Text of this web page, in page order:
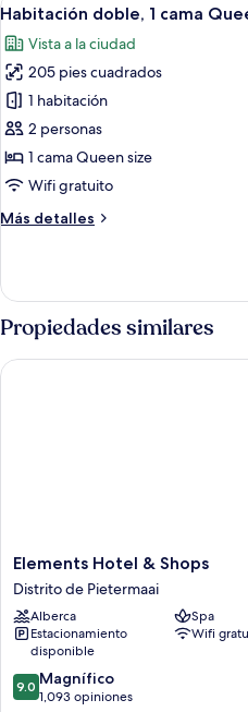
King
vista
al
puerto
todas
las
fotos
de
Habitación
doble,
1
Queen
a
la
ciudad
8
Habitación doble, 1 cama
Vista a la ciudad
205 pies cuadrados
1 habitación
2 personas
1 cama Queen size
Wifi gratuito
Más detalles
Más
doble,
1
cama
Queen
size,
Propiedades similares
Elements
Hotel
&
Shops
Distrito
Pietermaai
Elements Hotel & Shops
Distrito de Pietermaai
Alberca
Spa
Estacionamiento
disponible
Wifi
9.0
de
9.0 Magnífico
1,093 opiniones
Elements Hotel & Shops